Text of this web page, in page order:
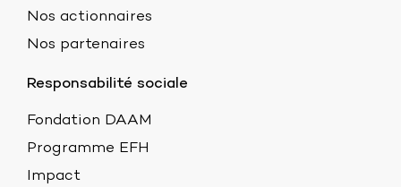
Nos actionnaires
Nos partenaires
Responsabilité sociale
Fondation DAAM
Programme EFH
Impact